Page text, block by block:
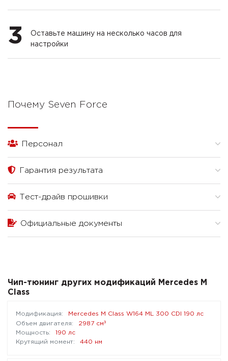
3
Оставьте машину на несколько часов для
настройки
Почему Seven Force
Персонал
Гарантия результата
Тест-драйв прошивки
Официальные документы
Чип-тюнинг других модификаций Mercedes M
Class
Mercedes M Class W164 ML 300 CDI 190 лс
2987 см³
190 лс
440 нм